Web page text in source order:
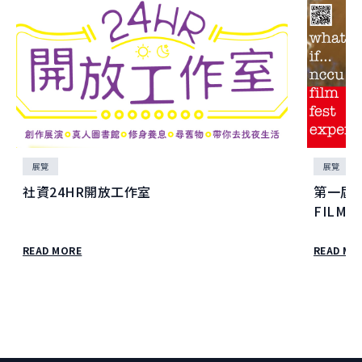
展覽
社資24HR開放工作室
READ MORE
展覽
第一屆
FILM
READ